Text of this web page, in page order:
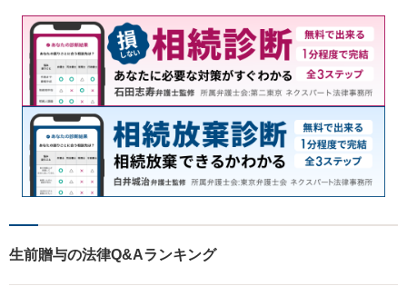
生前贈与の法律Q&Aランキング